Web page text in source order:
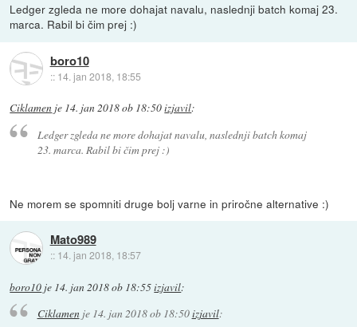
Ledger zgleda ne more dohajat navalu, naslednji batch komaj 23.
marca. Rabil bi čim prej :)
boro10
:: 14. jan 2018, 18:55
Ciklamen je 14. jan 2018 ob 18:50izjavil:
Ledger zgleda ne more dohajat navalu, naslednji batch komaj
23. marca. Rabil bi čim prej :)
Ne morem se spomniti druge bolj varne in priročne alternative :)
Mato989
:: 14. jan 2018, 18:57
boro10 je 14. jan 2018 ob 18:55izjavil:
Ciklamenje 14. jan 2018 ob 18:50izjavil: